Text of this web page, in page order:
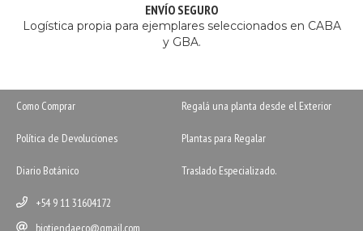
ENVÍO SEGURO
Logística propia para ejemplares seleccionados en CABA
y GBA.
Como Comprar Regalá una planta desde el Exterior
Política de Devoluciones Plantas para Regalar
Diario Botánico Traslado Especializado.
+54 9 11 31604172
biotiendaeco@gmail.com